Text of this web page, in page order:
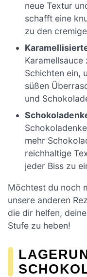
neue Textur
schafft eine
zu den
Schichten ein,
süßen
und
mehr
reichhaltige
jeder Biss zu
Möchtest du noch
unsere anderen
die dir helfen,
Stufe zu heben!